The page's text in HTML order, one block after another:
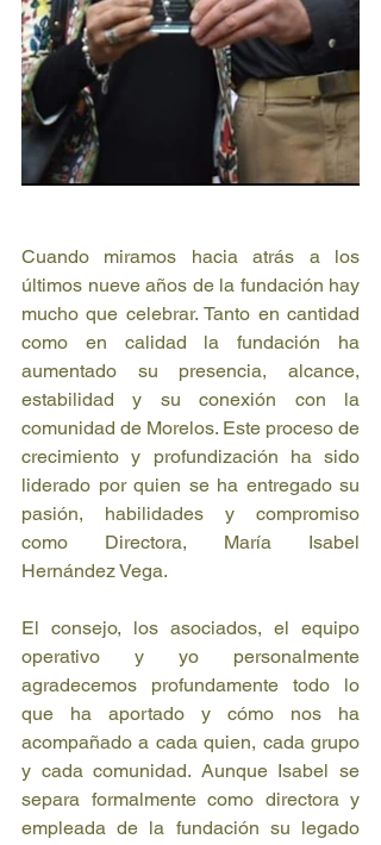
Cuando miramos hacia atrás a los
últimos nueve años de la fundación hay
mucho que celebrar. Tanto en cantidad
como en calidad la fundación ha
aumentado su presencia, alcance,
estabilidad y su conexión con la
comunidad de Morelos. Este proceso de
crecimiento y profundización ha sido
liderado por quien se ha entregado su
pasión, habilidades y compromiso
como Directora, María Isabel
Hernández Vega.
El consejo, los asociados, el equipo
operativo y yo personalmente
agradecemos profundamente todo lo
que ha aportado y cómo nos ha
acompañado a cada quien, cada grupo
y cada comunidad. Aunque Isabel se
separa formalmente como directora y
empleada de la fundación su legado